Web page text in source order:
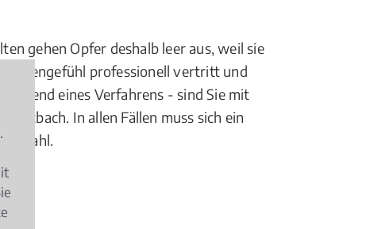
gehen Opfer deshalb leer aus, weil sie
professionell vertritt und
eines Verfahrens - sind Sie mit
Altbach. In allen Fällen muss sich ein
Wahl.